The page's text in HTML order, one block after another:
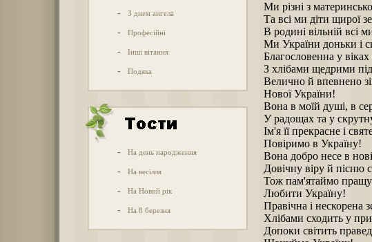
- З днем ангела
- Професійні
- Інші вітання
- Подяка
- На день народження
- На весілля
- На Новий рік
- На 8 березня
Ми різні з
Та всі ми діти щирої
В родині вільній всі
Ми України доньки і
Благословенна у віках
З хлібами щедрими
Велично й впевнено
Нової України!
Вона в моїй душі, в
У радощах та у
Ім'я її прекрасне і
Повіримо в Україну!
Вона добро несе в
Довічну віру й пісню
Тож пам'ятаймо
Любити Україну!
Правічна і нескорена
Хлібами сходить у
Допоки світить